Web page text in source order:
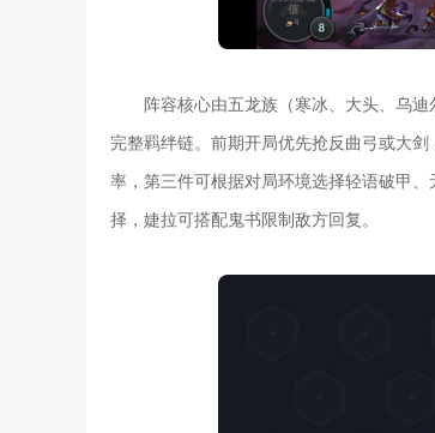
阵容核心由五龙族（寒冰、大头、乌
完整羁绊链。前期开局优先抢反曲弓或大
率，第三件可根据对局环境选择轻语破甲
择，婕拉可搭配鬼书限制敌方回复。